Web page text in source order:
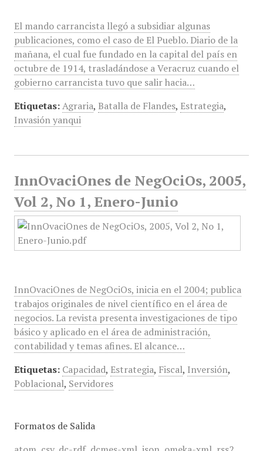
El mando carrancista llegó a subsidiar algunas
publicaciones, como el caso de El Pueblo. Diario de la
mañana, el cual fue fundado en la capital del país en
octubre de 1914, trasladándose a Veracruz cuando el
gobierno carrancista tuvo que salir hacia…
Etiquetas: Agraria, Batalla de Flandes, Estrategia,
Invasión yanqui
InnOvaciOnes de NegOciOs, 2005,
Vol 2, No 1, Enero-Junio
InnOvaciOnes de NegOciOs, inicia en el 2004; publica
trabajos originales de nivel científico en el área de
negocios. La revista presenta investigaciones de tipo
básico y aplicado en el área de administración,
contabilidad y temas afines. El alcance…
Etiquetas: Capacidad, Estrategia, Fiscal, Inversión,
Poblacional, Servidores
Formatos de Salida